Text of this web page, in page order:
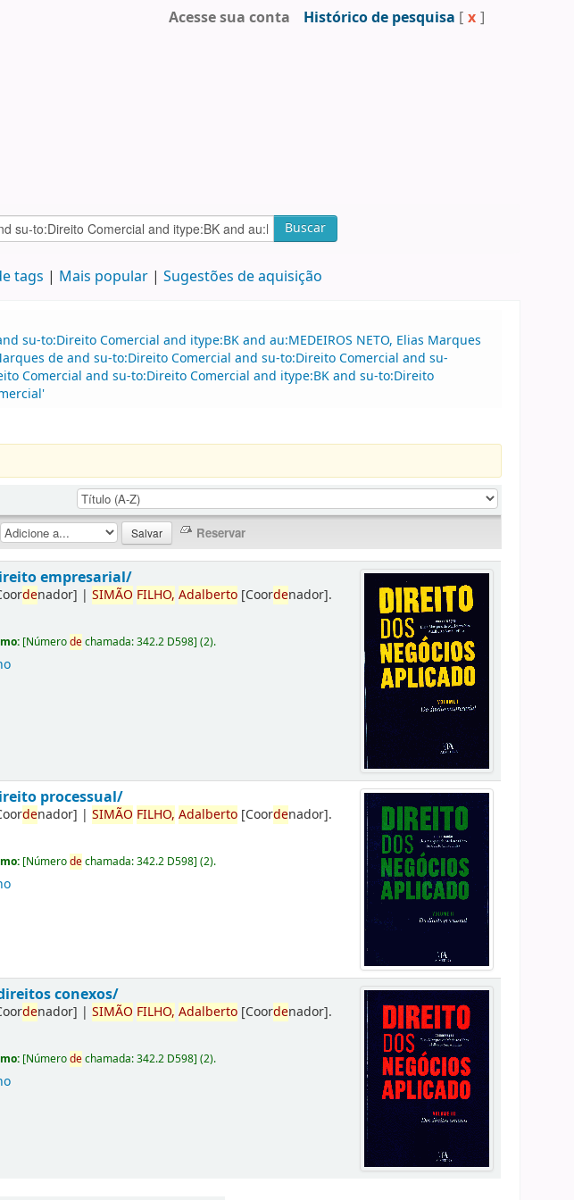
Acesse sua conta Histórico de pesquisa [ x ]
Buscar
tags Mais popular Sugestões de aquisição
su-to:Direito Comercial and itype:BK and au:MEDEIROS NETO, Elias Marques
de and su-to:Direito Comercial and su-to:Direito Comercial and su-
Comercial and su-to:Direito Comercial and itype:BK and su-to:Direito
empresarial/
denador] |SIMÃO FILHO, Adalberto [Coordenador].
[Númerodechamada:342.2 D598](2).
processual/
denador] |SIMÃO FILHO, Adalberto [Coordenador].
[Númerodechamada:342.2 D598](2).
conexos/
denador] |SIMÃO FILHO, Adalberto [Coordenador].
[Númerodechamada:342.2 D598](2).